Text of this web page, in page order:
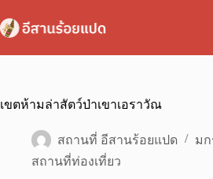
to
content
เขตห้ามล่าสัตว์ป่าเขาเอราวัณ
สถานที่ อีสานร้อยแปด
มก
สถานที่ท่องเที่ยว